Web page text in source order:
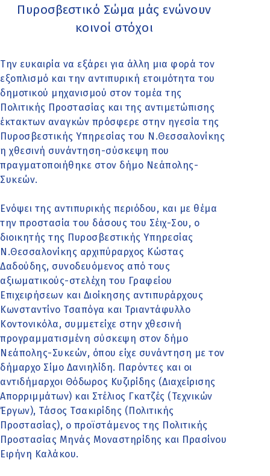
Πυροσβεστικό Σώμα μάς ενώνουν
κοινοί στόχοι
Την ευκαιρία να εξάρει για άλλη μια φορά τον
εξοπλισμό και την αντιπυρική ετοιμότητα του
δημοτικού μηχανισμού στον τομέα της
Πολιτικής Προστασίας και της αντιμετώπισης
έκτακτων αναγκών πρόσφερε στην ηγεσία της
Πυροσβεστικής Υπηρεσίας του Ν.Θεσσαλονίκης
η χθεσινή συνάντηση-σύσκεψη που
πραγματοποιήθηκε στον δήμο Νεάπολης-
Συκεών.
Ενόψει της αντιπυρικής περιόδου, και με θέμα
την προστασία του δάσους του Σέιχ-Σου, ο
διοικητής της Πυροσβεστικής Υπηρεσίας
Ν.Θεσσαλονίκης αρχιπύραρχος Κώστας
Δαδούδης, συνοδευόμενος από τους
αξιωματικούς-στελέχη του Γραφείου
Επιχειρήσεων και Διοίκησης αντιπυράρχους
Κωνσταντίνο Τσαπόγα και Τριαντάφυλλο
Κοντονικόλα, συμμετείχε στην χθεσινή
προγραμματισμένη σύσκεψη στον δήμο
Νεάπολης-Συκεών, όπου είχε συνάντηση με τον
δήμαρχο Σίμο Δανιηλίδη. Παρόντες και οι
αντιδήμαρχοι Θόδωρος Κυζιρίδης (Διαχείρισης
Απορριμμάτων) και Στέλιος Γκατζές (Τεχνικών
Έργων), Τάσος Τσακιρίδης (Πολιτικής
Προστασίας), ο προϊστάμενος της Πολιτικής
Προστασίας Μηνάς Μοναστηρίδης και Πρασίνου
Ειρήνη Καλάκου.